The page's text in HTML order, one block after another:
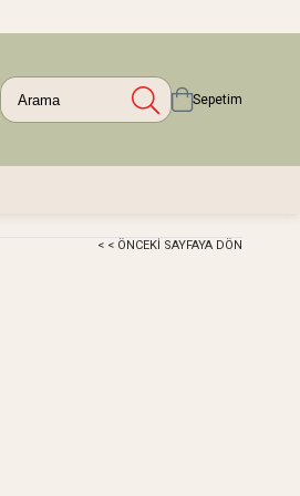
Sepetim
< < ÖNCEKI SAYFAYA DÖN